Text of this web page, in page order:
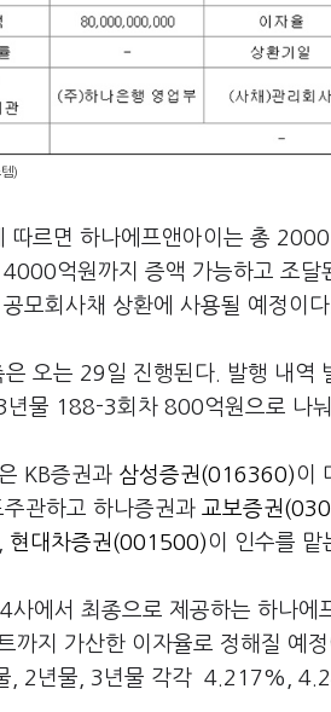
)
따르면 하나에프앤아이는 총
억원까지 증액 가능하고 조
모회사채 상환에 사용될 예정이다.
은 오는 29일 진행된다. 발행 내
물 188-3회차 800억원으로 나눠
KB증권과 삼성증권(016360)이
관하고 하나증권과 교보증권
현대차증권(001500)이 인수를 맡
사에서 최종으로 제공하는 하나에
지 가산한 이자율로 정해질 예
, 2년물, 3년물 각각 4.217%,